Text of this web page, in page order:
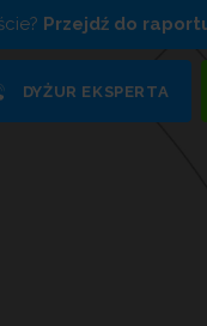
Przejdź do
DYŻUR EKSPERTA